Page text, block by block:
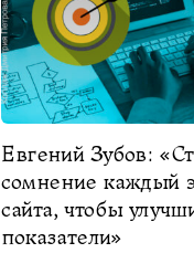
Евгений Зубов:
сомнение каждый
сайта, чтобы
показатели»